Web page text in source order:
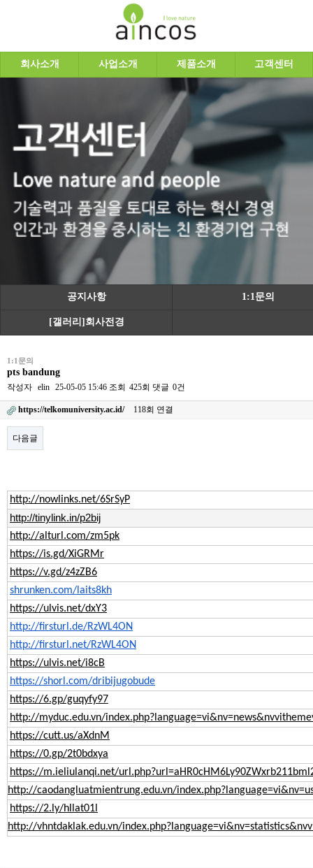
회사소개 사업소개 제품소개 고객센터
공지사항 1:1문의
[갤러리]회사전경
1:1문의
pts bandung
작성자 elin 25-05-05 15:46 조회 425회 댓글 0건
https://telkomuniversity.ac.id/ 118회 연결
다음글
http://nowlinks.net/6SrSyP
http://tinylink.in/p2bij
http://alturl.com/zm5pk
https://is.gd/XiGRMr
https://v.gd/z4zZB6
shrunken.com/laits8kh
https://ulvis.net/dxY3
http://firsturl.de/RzWL4ON
http://firsturl.net/RzWL4ON
https://ulvis.net/i8cB
https://shorl.com/dribijugobude
https://6.gp/guqyfy97
http://myduc.edu.vn/
https://cutt.us/aXdnM
https://0.gp/2t0bdxya
https://m.ieliulanqi.net/
http://caodangluatmientrung.edu.vn/
https://2.ly/hllat01l
http://vhntdaklak.edu.vn/